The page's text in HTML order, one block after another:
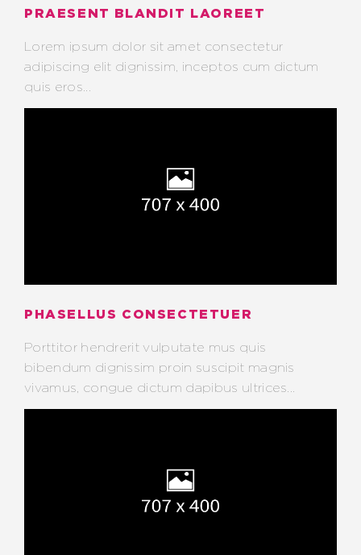
PRAESENT BLANDIT LAOREET
Lorem ipsum dolor sit amet consectetur
adipiscing elit dignissim, inceptos cum dictum
quis eros...
PHASELLUS CONSECTETUER
Porttitor hendrerit vulputate mus quis
bibendum dignissim proin suscipit magnis
vivamus, congue dictum dapibus ultrices...